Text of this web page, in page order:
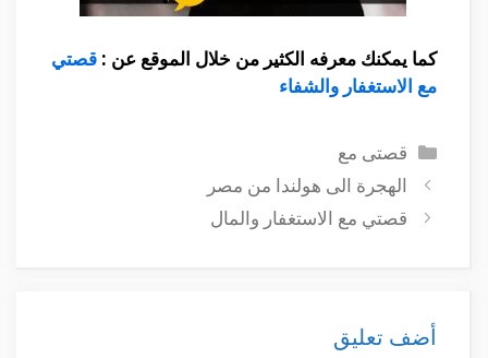
كما يمكنك معرفه الكثير من خلال الموقع عن : قصتي
مع الاستغفار والشفاء
التصنيفات
قصتى مع
الهجرة الى هولندا من مصر
قصتي مع الاستغفار والمال
أضف تعليق